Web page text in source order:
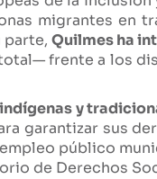
migrantes en
parte, Quilmes ha
frente a los
y
garantizar sus
público
de Derechos